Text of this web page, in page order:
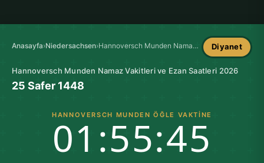
Anasayfa›Niedersachsen› Hannoversch Munden Namaz Vakitleri Diyanet
Hannoversch Munden Namaz Vakitleri ve Ezan Saatleri 2026
25 Safer 1448
HANNOVERSCH MUNDEN ÖĞLE VAKTINE
01:55:44